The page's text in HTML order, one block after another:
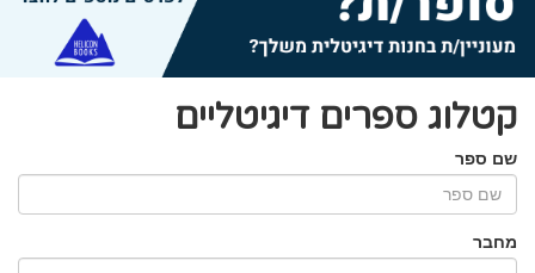
קטלוג ספרים דיגיטליים
שם ספר
מחבר